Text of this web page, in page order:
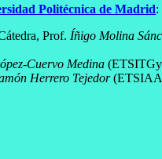
Politécnica de Madrid:
Prof. Íñigo Molina
Cuervo Medina
Herrero Tejedor